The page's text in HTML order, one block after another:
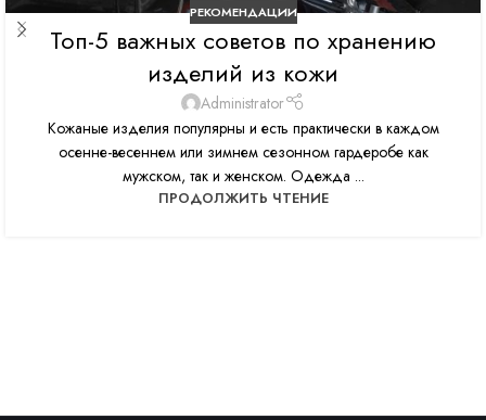
РЕКОМЕНДАЦИИ
Топ-5 важных советов по хранению
изделий из кожи
Administrator
Кожаные изделия популярны и есть практически в каждом
осенне-весеннем или зимнем сезонном гардеробе как
мужском, так и женском. Одежда ...
ПРОДОЛЖИТЬ ЧТЕНИЕ